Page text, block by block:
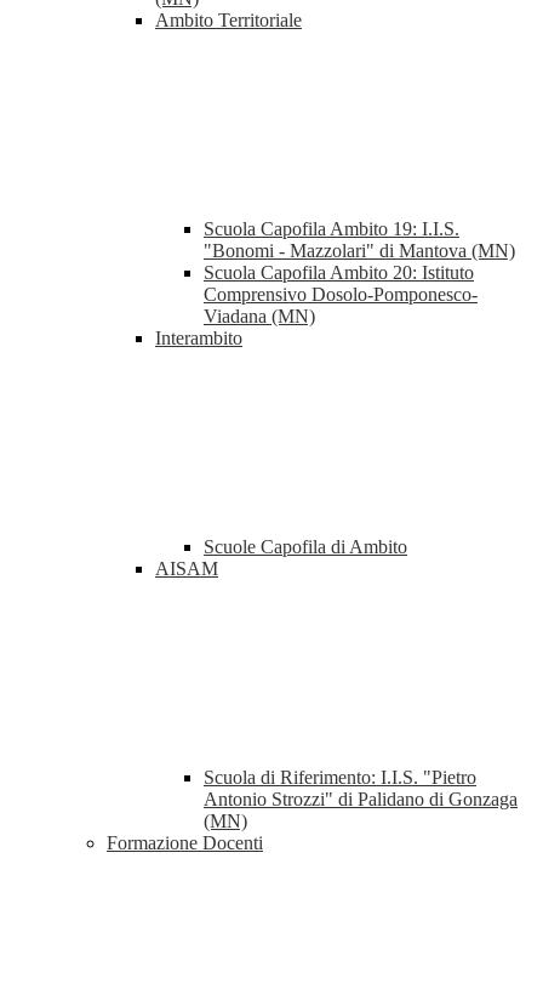
Ambito Territoriale
Scuola Capofila Ambito 19: I.I.S.
"Bonomi - Mazzolari" di Mantova (MN)
Scuola Capofila Ambito 20: Istituto
Comprensivo Dosolo-Pomponesco-
Viadana (MN)
Interambito
Scuole Capofila di Ambito
AISAM
Scuola di Riferimento: I.I.S. "Pietro
Antonio Strozzi" di Palidano di Gonzaga
(MN)
Formazione Docenti